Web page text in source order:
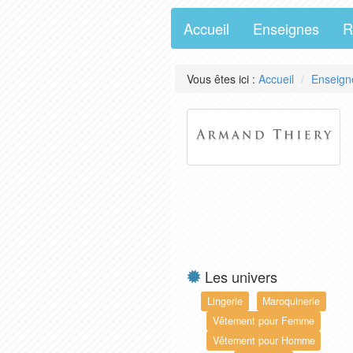
Accueil Enseignes
Vous êtes ici : Accueil
Les univers
Lingerie
Maroquinerie
Vêtement pour Femme
Vêtement pour Homme